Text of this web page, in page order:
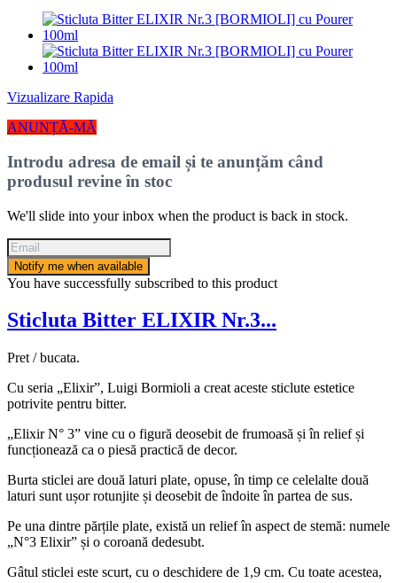
Vizualizare Rapida
ANUNȚĂ-MĂ
Introdu adresa de email și te anunțăm când
produsul revine în stoc
We'll slide into your inbox when the product is back in stock.
Notify me when available
You have successfully subscribed to this product
Sticluta Bitter ELIXIR Nr.3...
Pret / bucata.
Cu seria „Elixir”, Luigi Bormioli a creat aceste sticlute estetice
potrivite pentru bitter.
„Elixir N° 3” vine cu o figură deosebit de frumoasă și în relief și
funcționează ca o piesă practică de decor.
Burta sticlei are două laturi plate, opuse, în timp ce celelalte două
laturi sunt ușor rotunjite și deosebit de îndoite în partea de sus.
Pe una dintre părțile plate, există un relief în aspect de stemă: numele
„N°3 Elixir” și o coroană dedesubt.
Gâtul sticlei este scurt, cu o deschidere de 1,9 cm. Cu toate acestea,